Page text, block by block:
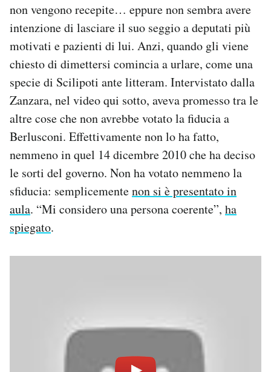
non vengono recepite… eppure non sembra avere
intenzione di lasciare il suo seggio a deputati più
motivati e pazienti di lui. Anzi, quando gli viene
chiesto di dimettersi comincia a urlare, come una
specie di Scilipoti ante litteram. Intervistato dalla
Zanzara, nel video qui sotto, aveva promesso tra le
altre cose che non avrebbe votato la fiducia a
Berlusconi. Effettivamente non lo ha fatto,
nemmeno in quel 14 dicembre 2010 che ha deciso
le sorti del governo. Non ha votato nemmeno la
sfiducia: semplicementenon si è presentato in
aula. “Mi considero una persona coerente”, ha
spiegato.